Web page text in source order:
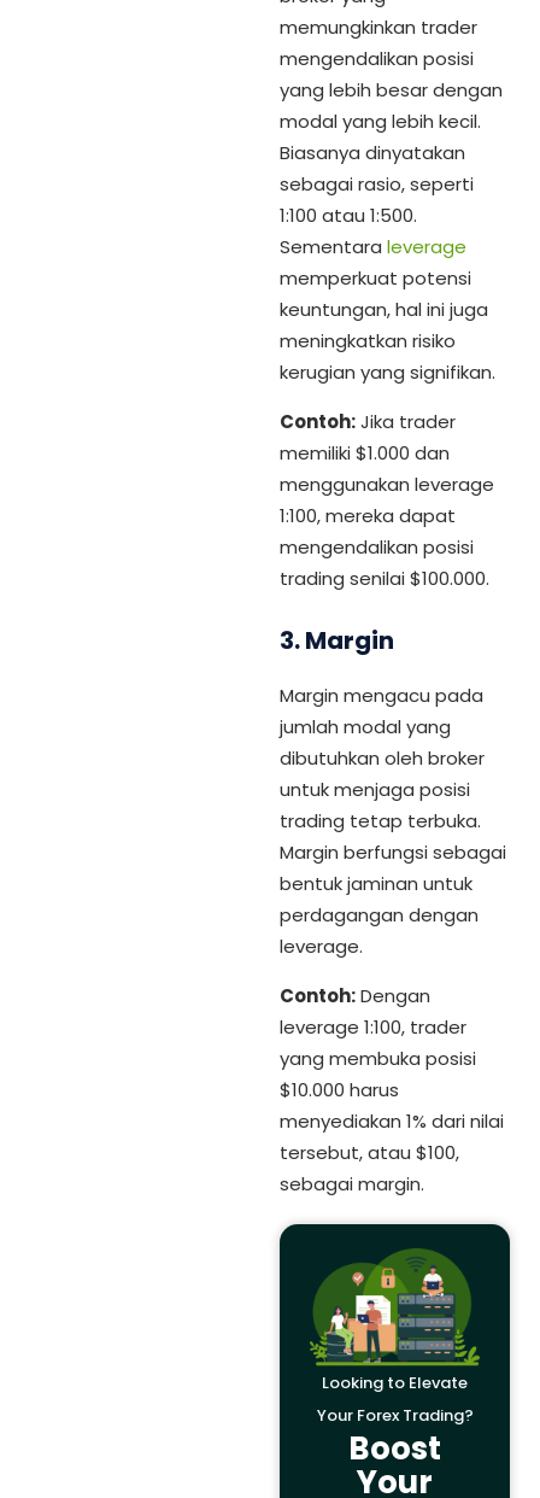
memungkinkan trader
mengendalikan posisi
yang lebih besar dengan
modal yang lebih kecil.
Biasanya dinyatakan
sebagai rasio, seperti
1:100 atau 1:500.
Sementaraleverage
memperkuat potensi
keuntungan, hal ini juga
meningkatkan risiko
kerugian yang signifikan.
Contoh:Jika trader
memiliki $1.000 dan
menggunakan leverage
1:100, mereka dapat
mengendalikan posisi
trading senilai $100.000.
3.Margin
Margin mengacu pada
jumlah modal yang
dibutuhkan oleh broker
untuk menjaga posisi
trading tetap terbuka.
Margin berfungsi sebagai
bentuk jaminan untuk
perdagangan dengan
leverage.
Contoh:Dengan
leverage 1:100, trader
yang membuka posisi
$10.000 harus
menyediakan 1% dari nilai
tersebut, atau $100,
sebagai margin.
Looking to Elevate
Your Forex Trading?
Boost
Your